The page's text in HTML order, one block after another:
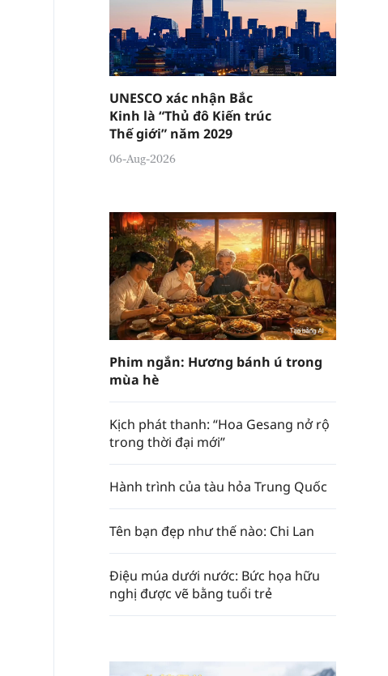
UNESCO xác nhận Bắc
Kinh là “Thủ đô Kiến trúc
Thế giới” năm 2029
06-Aug-2026
Phim ngắn: Hương bánh ú trong
mùa hè
Kịch phát thanh: “Hoa Gesang nở rộ
trong thời đại mới”
Hành trình của tàu hỏa Trung Quốc
Tên bạn đẹp như thế nào: Chi Lan
Điệu múa dưới nước: Bức họa hữu
nghị được vẽ bằng tuổi trẻ